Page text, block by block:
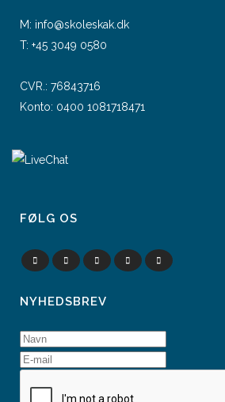
M: info@skoleskak.dk
T: +45 3049 0580
CVR.: 76843716
Konto: 0400 1081718471
FØLG OS
NYHEDSBREV